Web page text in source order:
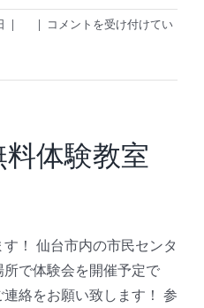
結
告
| | 2026
の
体
験
案
内！
は
コメントを受け付けてい
体験教室
！ 仙台市内の市民センタ
で体験会を開催予定で
絡をお願い致します！ 参